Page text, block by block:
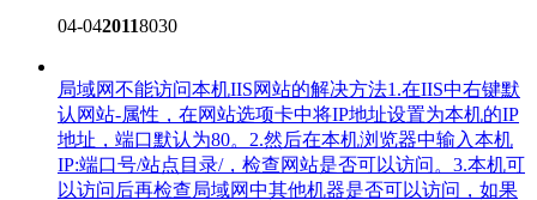
04-0420118030
局域网不能访问本机IIS网站的解决方法1.在IIS中右键默
认网站-属性，在网站选项卡中将IP地址设置为本机的IP
地址，端口默认为80。2.然后在本机浏览器中输入本机
IP:端口号/站点目录/，检查网站是否可以访问。3.本机可
以访问后再检查局域网中其他机器是否可以访问，如果